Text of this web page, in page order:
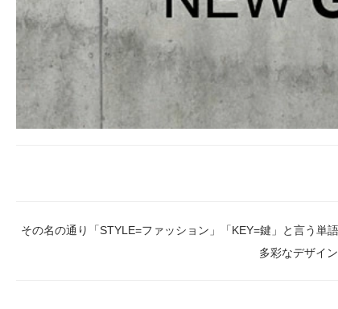
その名の通り「STYLE=ファッション」「KEY=鍵」と言う
多彩なデザイ